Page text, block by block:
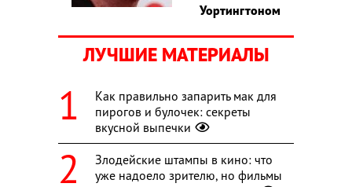
Уортингтоном
ЛУЧШИЕ МАТЕРИАЛЫ
Как правильно запарить мак для
пирогов и булочек: секреты
вкусной выпечки
Злодейские штампы в кино: что
уже надоело зрителю, но фильмы